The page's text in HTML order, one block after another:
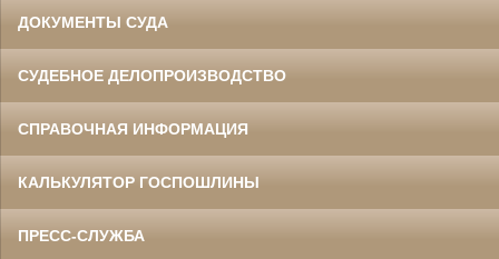
ДОКУМЕНТЫ СУДА
СУДЕБНОЕ ДЕЛОПРОИЗВОДСТВО
СПРАВОЧНАЯ ИНФОРМАЦИЯ
КАЛЬКУЛЯТОР ГОСПОШЛИНЫ
ПРЕСС-СЛУЖБА